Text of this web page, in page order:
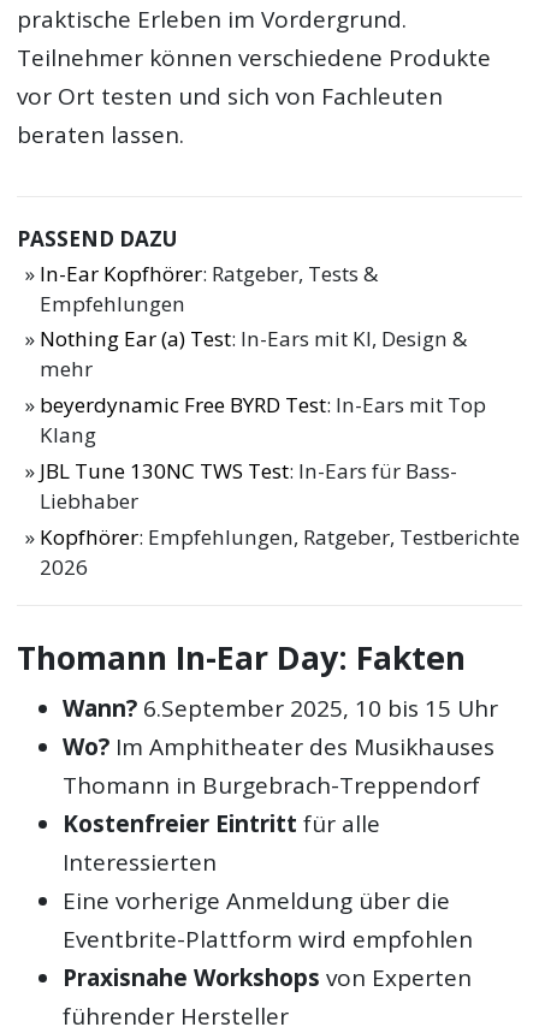
praktische Erleben im Vordergrund.
Teilnehmer können verschiedene Produkte
vor Ort testen und sich von Fachleuten
beraten lassen.
PASSEND DAZU
In-Ear Kopfhörer: Ratgeber, Tests &
Empfehlungen
Nothing Ear (a) Test: In-Ears mit KI, Design &
mehr
beyerdynamic Free BYRD Test: In-Ears mit Top
Klang
JBL Tune 130NC TWS Test: In-Ears für Bass-
Liebhaber
Kopfhörer: Empfehlungen, Ratgeber, Testberichte
2026
Thomann In-Ear Day: Fakten
Wann? 6.September 2025, 10 bis 15 Uhr
Wo? Im Amphitheater des Musikhauses
Thomann in Burgebrach-Treppendorf
Kostenfreier Eintritt für alle
Interessierten
Eine vorherige Anmeldung über die
Eventbrite-Plattform wird empfohlen
Praxisnahe Workshops von Experten
führender Hersteller